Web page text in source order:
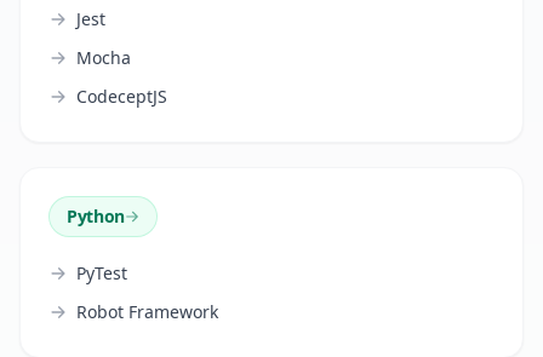
Jest
Mocha
CodeceptJS
Python
PyTest
Robot Framework